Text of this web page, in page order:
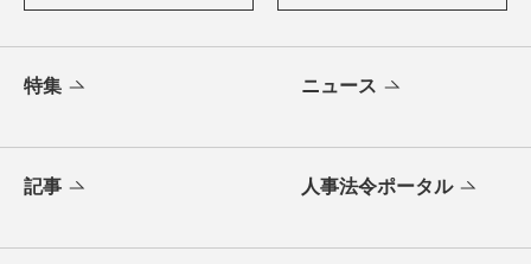
特集 ニュース
記事 人事法令ポータル